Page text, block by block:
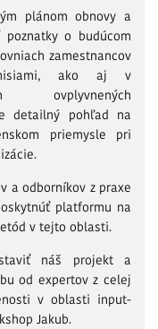
plánom obnovy a
o budúcom
zamestnancov
ako aj v
ovplyvnených
detailný pohľad na
priemysle pri
a odborníkov z praxe
platformu na
v tejto oblasti.
náš projekt a
od expertov z celej
v oblasti input-
Jakub.